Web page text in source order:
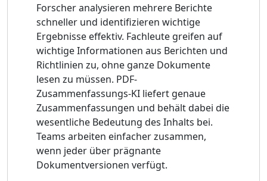
Forscher analysieren mehrere Berichte
schneller und identifizieren wichtige
Ergebnisse effektiv. Fachleute greifen auf
wichtige Informationen aus Berichten und
Richtlinien zu, ohne ganze Dokumente
lesen zu müssen. PDF-
Zusammenfassungs-KI liefert genaue
Zusammenfassungen und behält dabei die
wesentliche Bedeutung des Inhalts bei.
Teams arbeiten einfacher zusammen,
wenn jeder über prägnante
Dokumentversionen verfügt.